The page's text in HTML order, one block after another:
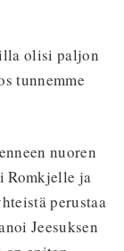
olisi paljon
tunnemme
nuoren
Romkjelle ja
perustaa
Jeesuksen